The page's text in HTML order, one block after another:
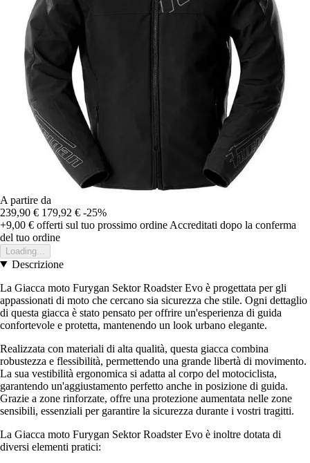
A partire da
239,90 € 179,92 € -25%
+9,00 € offerti sul tuo prossimo ordine Accreditati dopo la conferma
del tuo ordine
Loading...
Descrizione
La Giacca moto Furygan Sektor Roadster Evo è progettata per gli
appassionati di moto che cercano sia sicurezza che stile. Ogni dettaglio
di questa giacca è stato pensato per offrire un'esperienza di guida
confortevole e protetta, mantenendo un look urbano elegante.
Realizzata con materiali di alta qualità, questa giacca combina
robustezza e flessibilità, permettendo una grande libertà di movimento.
La sua vestibilità ergonomica si adatta al corpo del motociclista,
garantendo un'aggiustamento perfetto anche in posizione di guida.
Grazie a zone rinforzate, offre una protezione aumentata nelle zone
sensibili, essenziali per garantire la sicurezza durante i vostri tragitti.
La Giacca moto Furygan Sektor Roadster Evo è inoltre dotata di
diversi elementi pratici: